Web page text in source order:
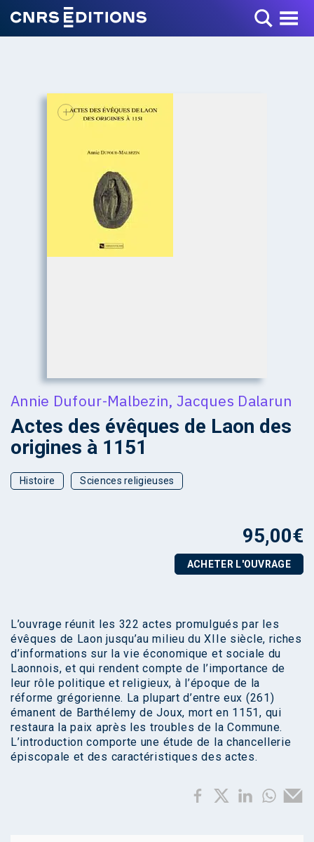
Toggle Menu
+
Annie Dufour-Malbezin, Jacques Dalarun
Actes des évêques de Laon des
origines à 1151
Histoire Sciences religieuses
95,00€
ACHETER L'OUVRAGE
L’ouvrage réunit les 322 actes promulgués par les
évêques de Laon jusqu’au milieu du XIIe siècle, riches
d’informations sur la vie économique et sociale du
Laonnois, et qui rendent compte de l’importance de
leur rôle politique et religieux, à l’époque de la
réforme grégorienne. La plupart d’entre eux (261)
émanent de Barthélemy de Joux, mort en 1151, qui
restaura la paix après les troubles de la Commune.
L’introduction comporte une étude de la chancellerie
épiscopale et des caractéristiques des actes.